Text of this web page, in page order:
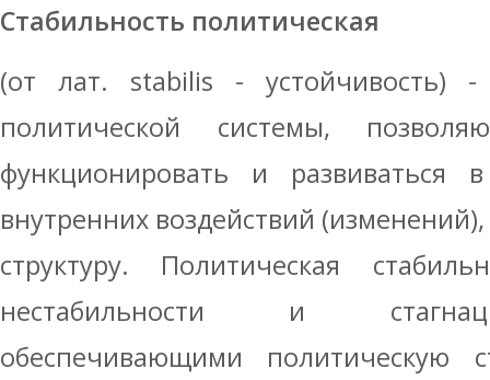
Стабильность политическая
(от лат. stabilis - устойчи­вость) -
политической системы,
функционировать и развиваться
внутренних воздействий
структуру. Политическая
нестабильности и
обеспечивающими политическую